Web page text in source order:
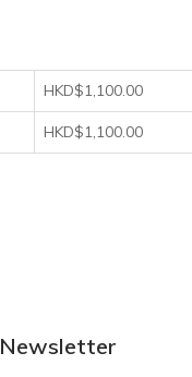
HKD$1,100.00
HKD$1,100.00
Newsletter